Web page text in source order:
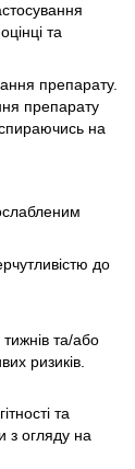
та
препарату.
препарату
на
до
та/або
ризиків.
та
з огляду на